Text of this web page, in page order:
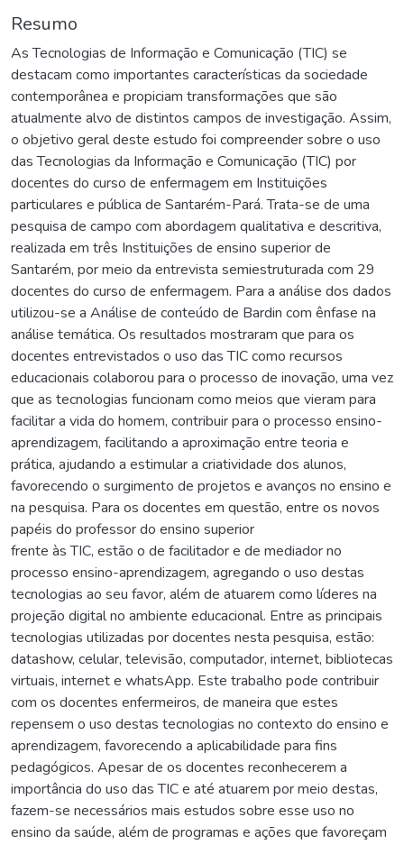
Resumo
As Tecnologias de Informação e Comunicação (TIC) se
destacam como importantes características da sociedade
contemporânea e propiciam transformações que são
atualmente alvo de distintos campos de investigação. Assim,
o objetivo geral deste estudo foi compreender sobre o uso
das Tecnologias da Informação e Comunicação (TIC) por
docentes do curso de enfermagem em Instituições
particulares e pública de Santarém-Pará. Trata-se de uma
pesquisa de campo com abordagem qualitativa e descritiva,
realizada em três Instituições de ensino superior de
Santarém, por meio da entrevista semiestruturada com 29
docentes do curso de enfermagem. Para a análise dos dados
utilizou-se a Análise de conteúdo de Bardin com ênfase na
análise temática. Os resultados mostraram que para os
docentes entrevistados o uso das TIC como recursos
educacionais colaborou para o processo de inovação, uma vez
que as tecnologias funcionam como meios que vieram para
facilitar a vida do homem, contribuir para o processo ensino-
aprendizagem, facilitando a aproximação entre teoria e
prática, ajudando a estimular a criatividade dos alunos,
favorecendo o surgimento de projetos e avanços no ensino e
na pesquisa. Para os docentes em questão, entre os novos
papéis do professor do ensino superior
frente às TIC, estão o de facilitador e de mediador no
processo ensino-aprendizagem, agregando o uso destas
tecnologias ao seu favor, além de atuarem como líderes na
projeção digital no ambiente educacional. Entre as principais
tecnologias utilizadas por docentes nesta pesquisa, estão:
datashow, celular, televisão, computador, internet, bibliotecas
virtuais, internet e whatsApp. Este trabalho pode contribuir
com os docentes enfermeiros, de maneira que estes
repensem o uso destas tecnologias no contexto do ensino e
aprendizagem, favorecendo a aplicabilidade para fins
pedagógicos. Apesar de os docentes reconhecerem a
importância do uso das TIC e até atuarem por meio destas,
fazem-se necessários mais estudos sobre esse uso no
ensino da saúde, além de programas e ações que favoreçam